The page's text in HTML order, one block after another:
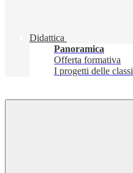
Didattica
Panoramica
Offerta formativa
I progetti delle classi